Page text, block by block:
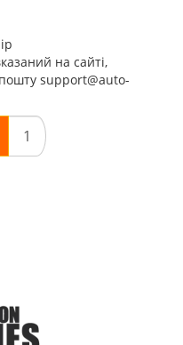
на сайті,
support@auto-